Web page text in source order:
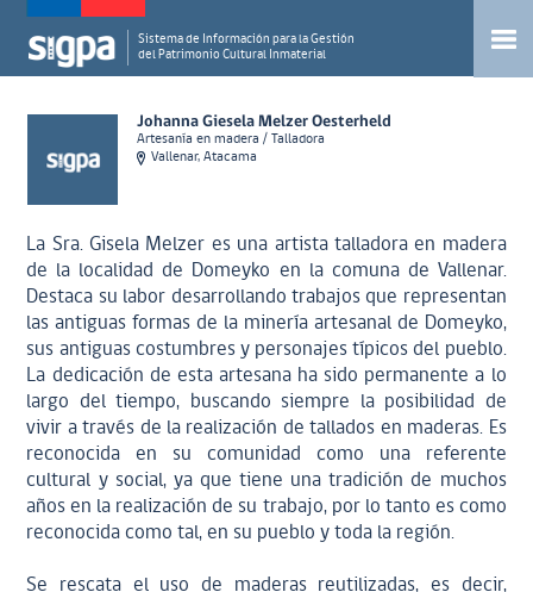
Sistema de Información para la Gestión
del Patrimonio Cultural Inmaterial
Johanna Giesela Melzer Oesterheld
Artesanía en madera / Talladora
Vallenar, Atacama
La Sra. Gisela Melzer es una artista talladora en madera
de la localidad de Domeyko en la comuna de Vallenar.
Destaca su labor desarrollando trabajos que representan
las antiguas formas de la minería artesanal de Domeyko,
sus antiguas costumbres y personajes típicos del pueblo.
La dedicación de esta artesana ha sido permanente a lo
largo del tiempo, buscando siempre la posibilidad de
vivir a través de la realización de tallados en maderas. Es
reconocida en su comunidad como una referente
cultural y social, ya que tiene una tradición de muchos
años en la realización de su trabajo, por lo tanto es como
reconocida como tal, en su pueblo y toda la región.
Se rescata el uso de maderas reutilizadas, es decir,